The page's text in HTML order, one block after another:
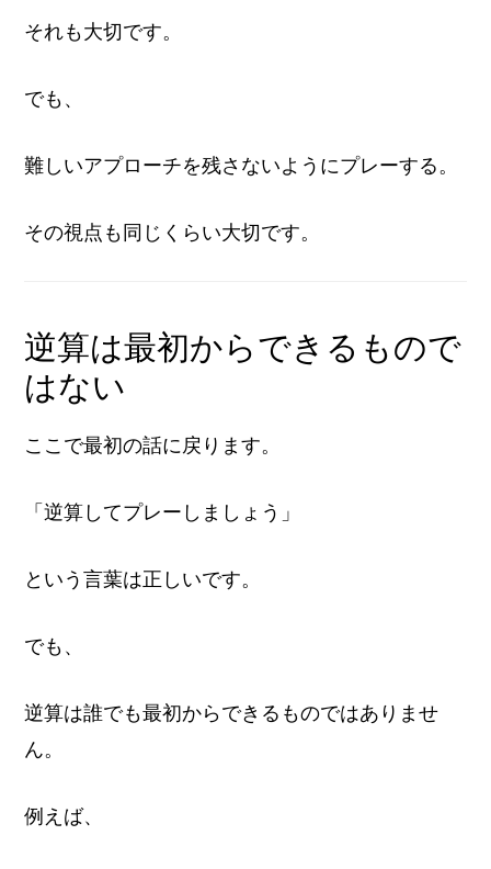
それも大切です。
でも、
難しいアプローチを残さないようにプレーする。
その視点も同じくらい大切です。
逆算は最初からできるもので
はない
ここで最初の話に戻ります。
「逆算してプレーしましょう」
という言葉は正しいです。
でも、
逆算は誰でも最初からできるものではありませ
ん。
例えば、